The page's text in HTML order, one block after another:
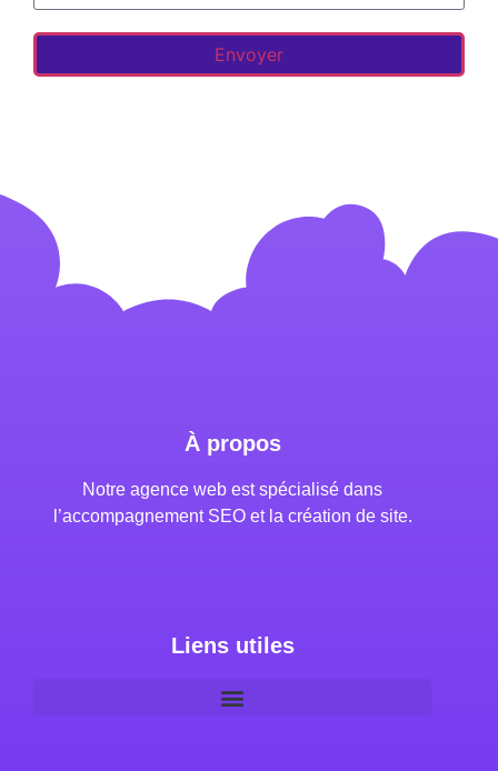
Envoyer
À propos
Notre agence web est spécialisé dans
l’accompagnement SEO et la création de site.
Liens utiles